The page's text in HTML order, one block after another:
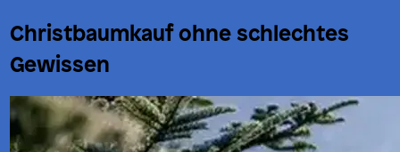
Christbaumkauf ohne schlechtes
Gewissen